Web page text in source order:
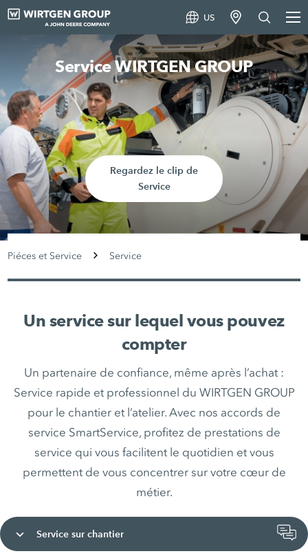
US
Service WIRTGEN GROUP
Regardez le clip de
Service
Piéces et Service Service
Un service sur lequel vous pouvez
compter
Un partenaire de confiance, même après l’achat :
Service rapide et professionnel du WIRTGEN GROUP
pour le chantier et l’atelier. Avec nos accords de
service SmartService, profitez de prestations de
service qui vous facilitent le quotidien et vous
permettent de vous concentrer sur votre cœur de
métier.
Service sur chantier